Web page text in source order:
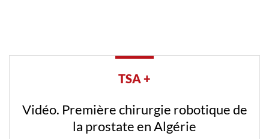
TSA +
Vidéo. Première chirurgie robotique de
la prostate en Algérie